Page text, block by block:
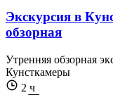
Экскурсия в
обзорная
Утренняя обзорная
Кунсткамеры
2 ч